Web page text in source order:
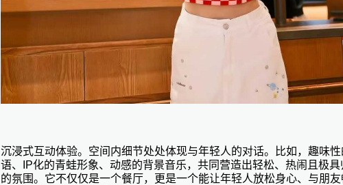
沉浸式互动体验。空间内细节处处体现与年轻人的对话。比如，趣味
语、
IP化的青蛙形象、动感的背景音乐，共同营造出轻松、热闹且极
的氛围。它不仅仅是一个餐厅，更是一个能让年轻人放松身心、与朋友